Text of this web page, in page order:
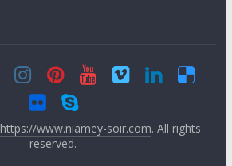
https://www.niamey-soir.com. All rights
reserved.